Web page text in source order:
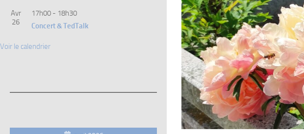
Avr
26
17h00 - 18h30
Concert & TedTalk
Voir le calendrier